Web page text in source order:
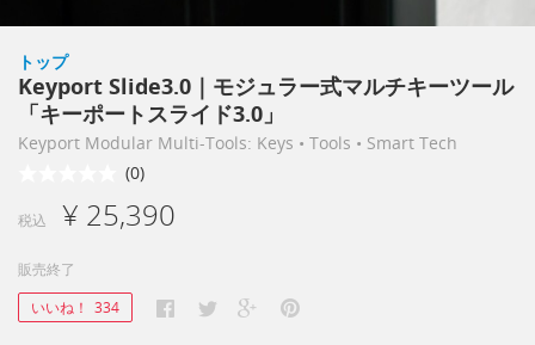
トップ
Keyport Slide3.0｜モジュラー式マルチキーツール
「キーポートスライド3.0」
Keyport Modular Multi-Tools: Keys • Tools • Smart Tech
(0)
税込 ¥ 25,390
販売終了
いいね！ 334